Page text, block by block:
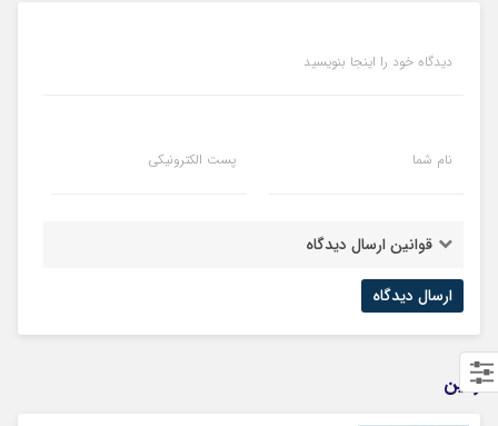
دیدگاه خود را اینجا بنویسید
نام شما پست الکترونیکی
قوانین ارسال دیدگاه
زمین